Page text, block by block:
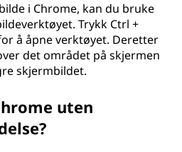
i Chrome, kan du bruke
Trykk Ctrl +
å åpne verktøyet. Deretter
det området på skjermen
skjermbildet.
uten